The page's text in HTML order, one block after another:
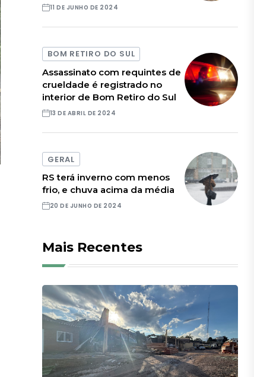
11 DE JUNHO DE 2024
BOM RETIRO DO SUL
Assassinato com requintes de
crueldade é registrado no
interior de Bom Retiro do Sul
13 DE ABRIL DE 2024
GERAL
RS terá inverno com menos
frio, e chuva acima da média
20 DE JUNHO DE 2024
Mais Recentes